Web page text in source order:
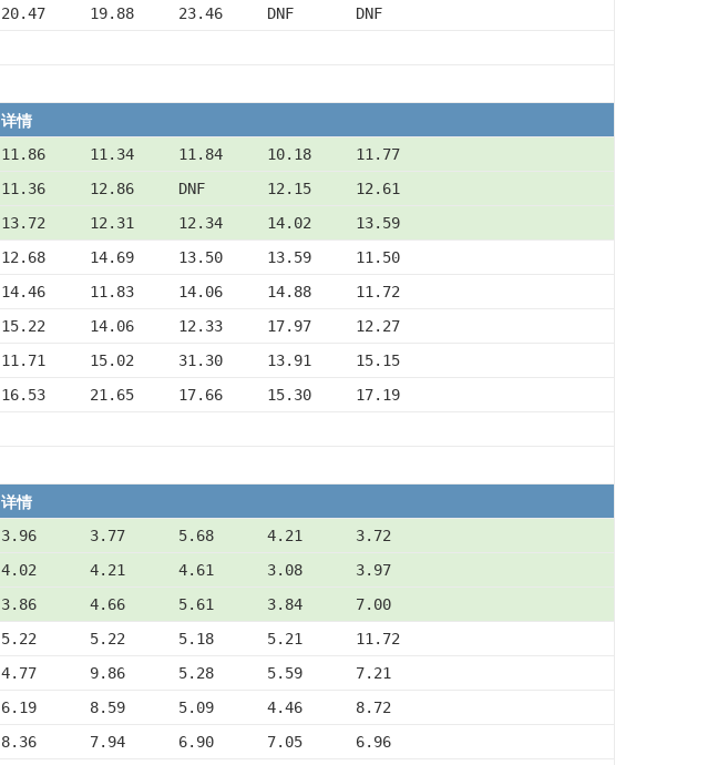
20.47     19.88     23.46     DNF       DNF
详情
11.86     11.34     11.84     10.18     11.77
11.36     12.86     DNF       12.15     12.61
13.72     12.31     12.34     14.02     13.59
12.68     14.69     13.50     13.59     11.50
14.46     11.83     14.06     14.88     11.72
15.22     14.06     12.33     17.97     12.27
11.71     15.02     31.30     13.91     15.15
16.53     21.65     17.66     15.30     17.19
详情
3.96      3.77      5.68      4.21      3.72
4.02      4.21      4.61      3.08      3.97
3.86      4.66      5.61      3.84      7.00
5.22      5.22      5.18      5.21      11.72
4.77      9.86      5.28      5.59      7.21
6.19      8.59      5.09      4.46      8.72
8.36      7.94      6.90      7.05      6.96